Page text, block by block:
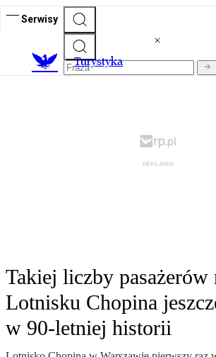
Serwisy
Turystyka
Takiej liczby pasażerów
Lotnisku Chopina
w 90-letniej historii